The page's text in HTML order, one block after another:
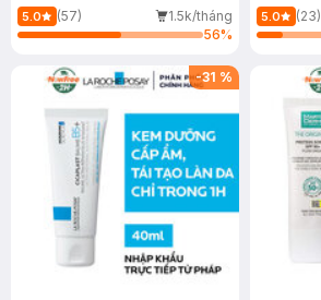
Dầu 500ml
5.0 (57)
1.5k/tháng
56%
(Mới)
5.0 (23)
-31 %